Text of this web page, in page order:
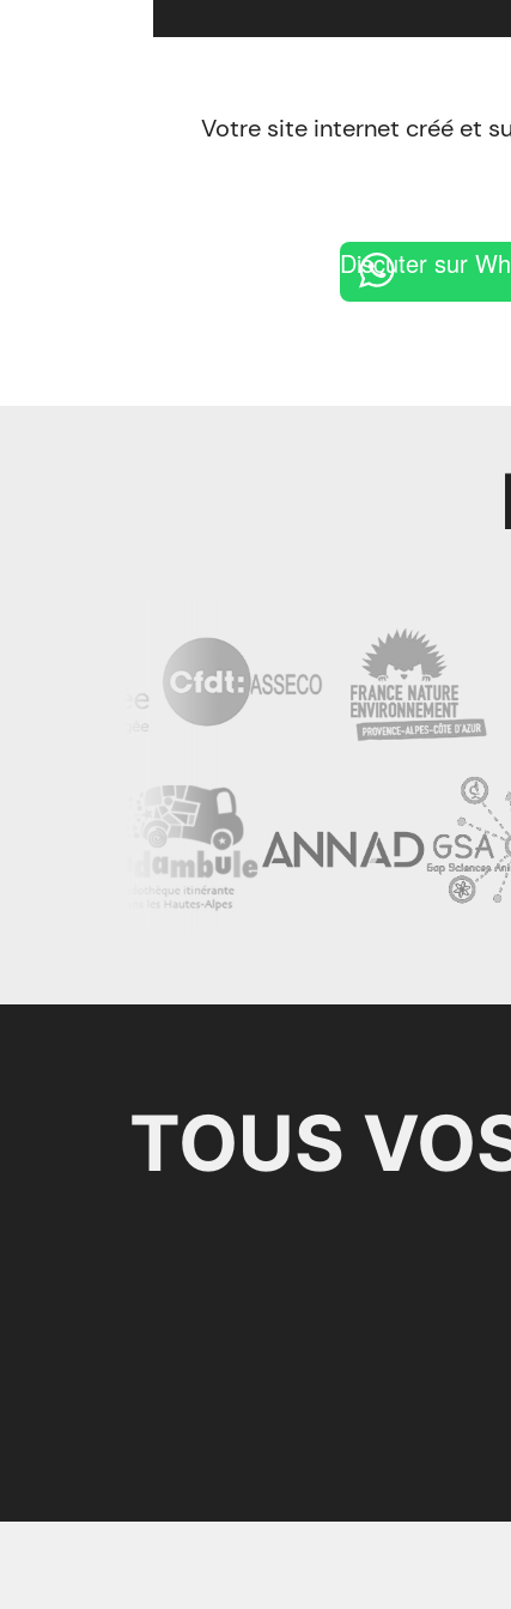
Votre site internet créé et
Discuter sur
TOUS